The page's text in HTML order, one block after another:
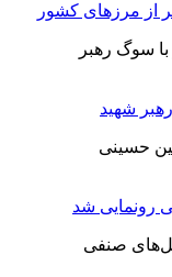
رونمایی شد